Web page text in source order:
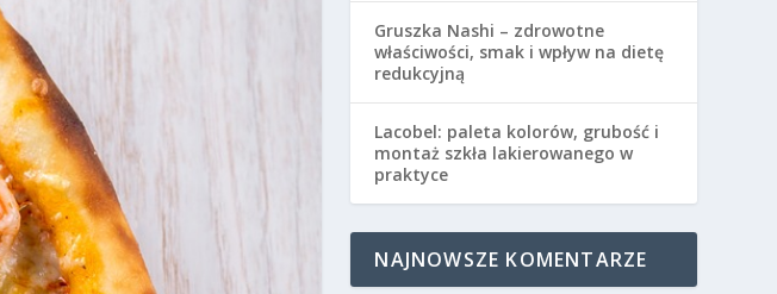
Gruszka Nashi – zdrowotne
właściwości, smak i wpływ na dietę
redukcyjną
Lacobel: paleta kolorów, grubość i
montaż szkła lakierowanego w
praktyce
NAJNOWSZE KOMENTARZE